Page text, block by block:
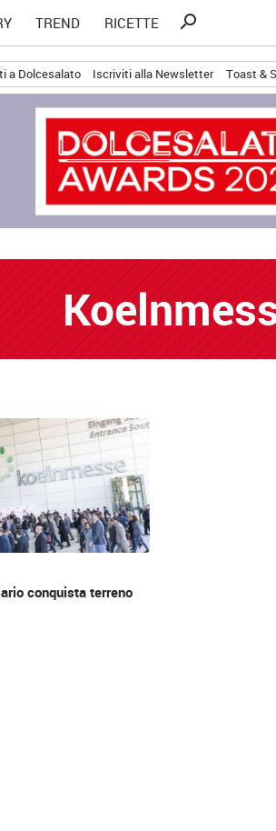
TREND RICETTE
Ricerca
search
a Dolcesalato Iscriviti alla Newsletter Toast &
conquista terreno